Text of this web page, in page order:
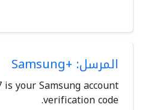
المرسل: +Samsung
is your Samsung account
verification code.